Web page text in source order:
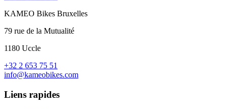
KAMEO Bikes Bruxelles
79 rue de la Mutualité
1180 Uccle
+32 2 653 75 51
info@kameobikes.com
Liens rapides